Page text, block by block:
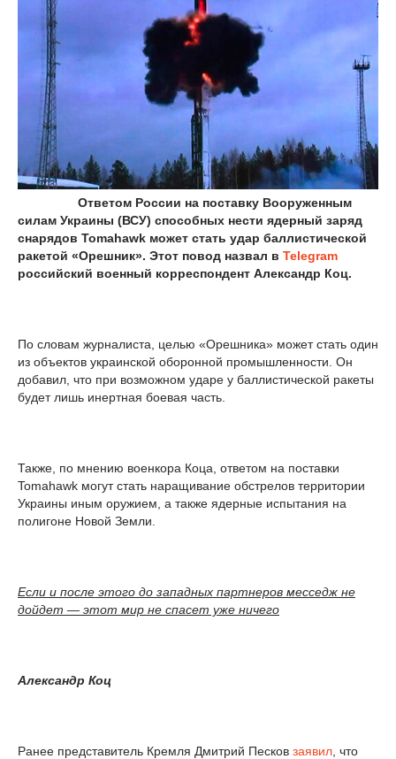
Ответом России на поставку Вооруженным
силам Украины (ВСУ) способных нести ядерный заряд
снарядов Tomahawk может стать удар баллистической
ракетой «Орешник». Этот повод назвал в Telegram
российский военный корреспондент Александр Коц.
По словам журналиста, целью «Орешника» может стать один
из объектов украинской оборонной промышленности. Он
добавил, что при возможном ударе у баллистической ракеты
будет лишь инертная боевая часть.
Также, по мнению военкора Коца, ответом на поставки
Tomahawk могут стать наращивание обстрелов территории
Украины иным оружием, а также ядерные испытания на
полигоне Новой Земли.
Если и после этого до западных партнеров месседж не
дойдет — этот мир не спасет уже ничего
Александр Коц
Ранее представитель Кремля Дмитрий Песков заявил , что